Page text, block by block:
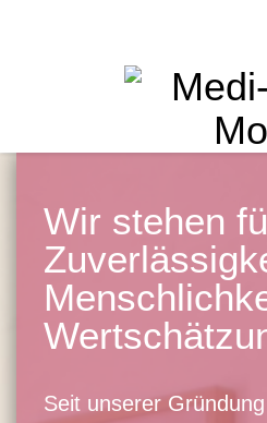
Wir stehen
Seit unserer